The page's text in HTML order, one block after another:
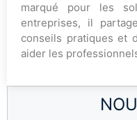
marqué pour les
entreprises, il
conseils pratiques et
aider les